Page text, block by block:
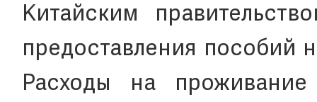
Китайским
предоставления пособий
Расходы на